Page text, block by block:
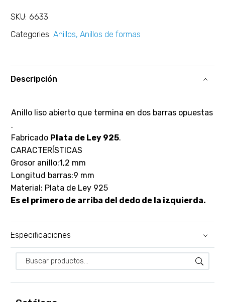
SKU: 6633
Categories: Anillos, Anillos de formas
Descripción
Anillo liso abierto que termina en dos barras opuestas
.
Fabricado Plata de Ley 925.
CARACTERÍSTICAS
Grosor anillo:1,2 mm
Longitud barras:9 mm
Material: Plata de Ley 925
Es el primero de arriba del dedo de la izquierda.
Especificaciones